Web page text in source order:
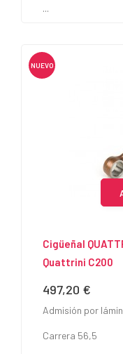
...
NUEVO
Cigüeñal
Quattrini C200
Precio
497,20 €
Admisión por
Carrera 56,5